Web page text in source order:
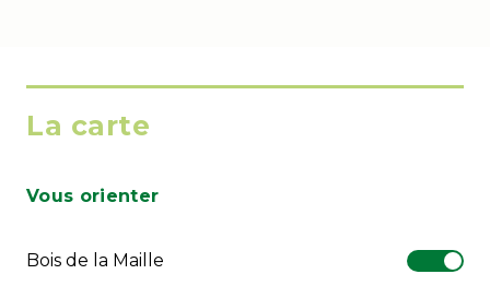
La carte
Vous orienter
Bois de la Maille